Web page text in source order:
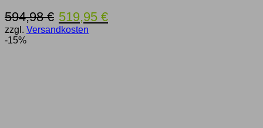
594,98€ Ursprünglicher
Preis
war:
519,95 €Aktueller
Preis
zzgl. Versandkosten
-15%